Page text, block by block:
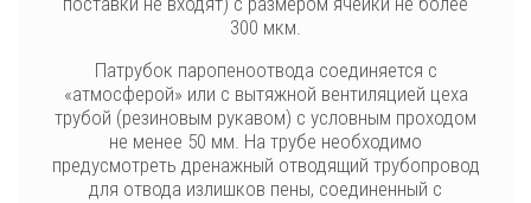
300 мкм.
Патрубок паропеноотвода соединяется с
«атмосферой» или с вытяжной вентиляцией цеха
трубой (резиновым рукавом) с условным проходом
не менее 50 мм. На трубе необходимо
предусмотреть дренажный отводящий трубопровод
для отвода излишков пены, соединенный с